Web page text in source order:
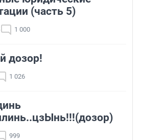
(часть 5)
1 000
дозор!
1 026
999